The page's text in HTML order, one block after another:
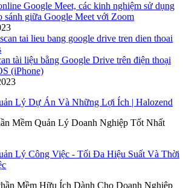
Google Meet, các kinh nghiệm sử dụng
sánh giữa Google Meet với Zoom
tài liệu bằng Google Drive trên điện thoại
(iPhone)
Lý Dự Án Và Những Lợi Ích | Halozend
Mềm Quản Lý Doanh Nghiệp Tốt Nhất
Lý Công Việc - Tối Đa Hiệu Suất Và Thời
Mềm Hữu Ích Dành Cho Doanh Nghiệp